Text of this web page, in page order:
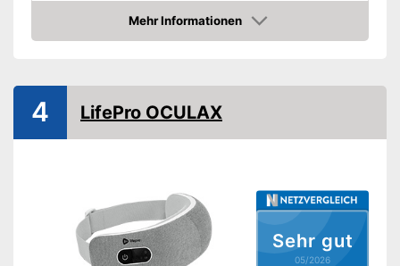
Stromversorgung
Akku, USB-Kabel
Amazon Lieferzeit
siehe Anbieter
Mehr Informationen
Amazon
Sehr gut
05/2026
4 LifePro OCULAX